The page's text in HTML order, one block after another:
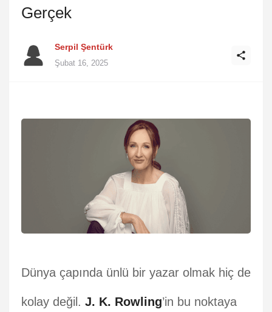
Gerçek
Serpil Şentürk
Şubat 16, 2025
Dünya çapında ünlü bir yazar olmak hiç de
kolay değil. J. K. Rowling’in bu noktaya